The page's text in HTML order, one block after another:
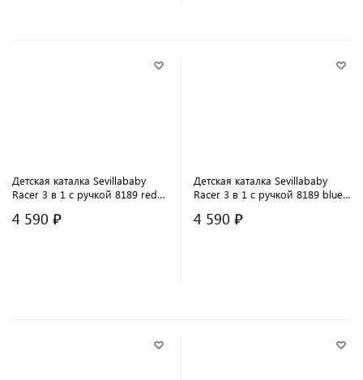
Детская каталка Sevillababy
Racer 3 в 1 с ручкой 8189 red/
4 590 ₽
Детская каталка Sevillababy
Racer 3 в 1 с ручкой 8189 blue/
4 590 ₽